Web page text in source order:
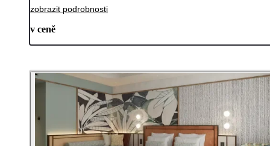
zobrazit podrobnosti
v ceně